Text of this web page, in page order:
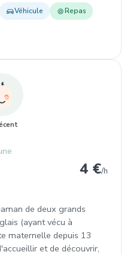
Véhicule Repas
4 €/h
de deux grands
(ayant vécu à
maternelle depuis 13
et de découvrir,